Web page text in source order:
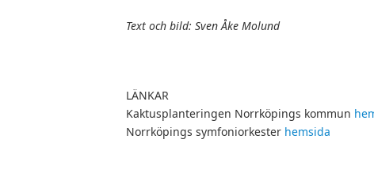
Text och bild: Sven Åke Molund
LÄNKAR
Kaktusplanteringen Norrköpings kommun
Norrköpings symfoniorkester hemsida